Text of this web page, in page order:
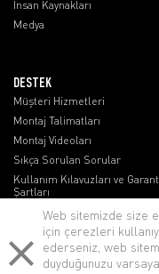
İnsan Kaynakları
Medya
DESTEK
Müşteri Hizmetleri
Montaj Talimatları
Montaj Videoları
Sıkça Sorulan Sorular
Kullanım Kılavuzları ve
Şartları
Web sitemizde size
için çerezleri
ederseniz, web
duyduğunuzu